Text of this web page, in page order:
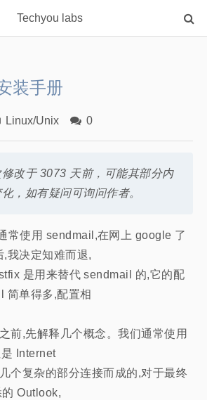
Techyou labs
装手册
Linux/Unix 0
改于 3073 天前，可能其部分内
，如有疑问可询问作者。
常使用 sendmail,在网上 google 了
我决定知难而退,
是用来替代 sendmail 的,它的配
简单得多,配置相
前,先解释几个概念。我们通常使用
Internet
个复杂的部分连接而成的,对于最终
Outlook,